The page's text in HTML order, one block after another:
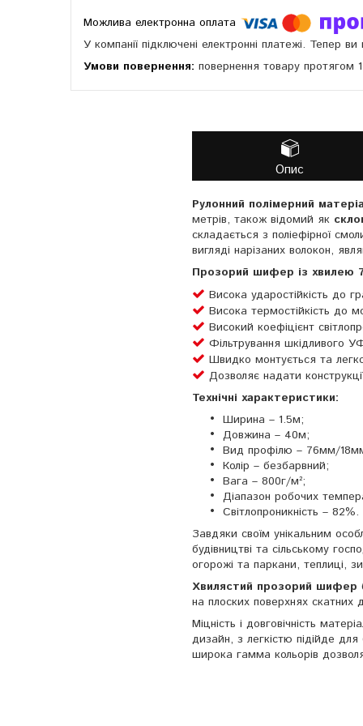
У компанії підключені електронні платежі.
повернення товару протягом
Опис
Рулонний полімерний
метрів, також відомий як
складається з поліефірної
вигляді нарізаних волокон,
Прозорий шифер із хвилею
Висока ударостійкість до
Висока термостійкість до
Високий коефіцієнт
Фільтрування шкідливого
Швидко монтується та
Дозволяє надати
Технічні характеристики:
Ширина – 1.5м;
Довжина – 40м;
Вид профілю – 76мм/
Колір – безбарвний;
Вага – 800г/м²;
Діапазон робочих
Світлопроникність – 82%.
Завдяки своїм унікальним
будівництві та сільському
огорожі та паркани, теплиці,
Хвилястий прозорий шифер
на плоских поверхнях скатних
Міцність і довговічність
дизайн, з легкістю підійде
широка гамма кольорів